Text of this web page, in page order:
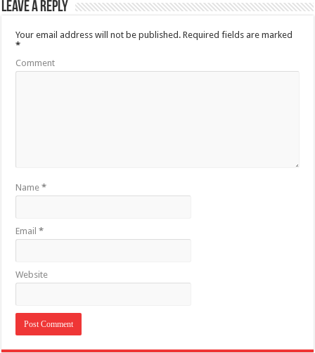
Leave a Reply
Your email address will not be published. Required fields are marked
*
Comment
Name*
Email*
Website